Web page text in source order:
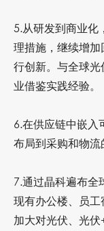
5.从研发到商业化
理措施，继续增
行创新。与全球
业借鉴实践经验。
6.在供应链中嵌入
布局到采购和物流
7.通过晶科遍布全
现有办公楼、员工
加大对光伏、光伏